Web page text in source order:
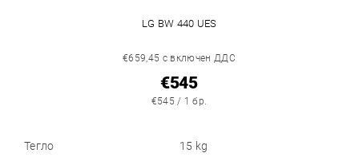
LG BW 440 UES
€659,45 с включен ДДС
€545
€545 / 1 бр.
Тегло 15 kg